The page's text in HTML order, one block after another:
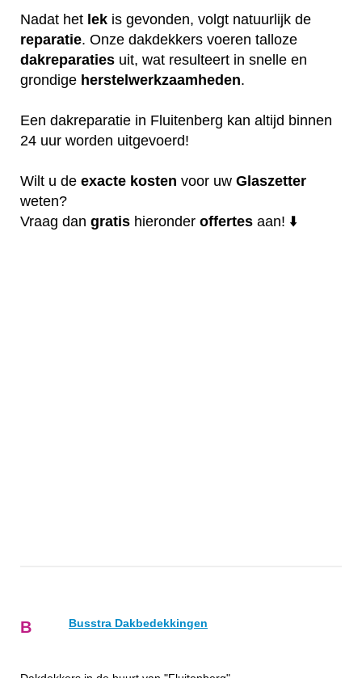
Nadat het lek is gevonden, volgt natuurlijk de
reparatie. Onze dakdekkers voeren talloze
dakreparaties uit, wat resulteert in snelle en
grondige herstelwerkzaamheden.
Een dakreparatie in Fluitenberg kan altijd binnen
24 uur worden uitgevoerd!
Wilt u de exacte kosten voor uw Glaszetter
weten?
Vraag dan gratis hieronder offertes aan! ⬇️
B Busstra Dakbedekkingen